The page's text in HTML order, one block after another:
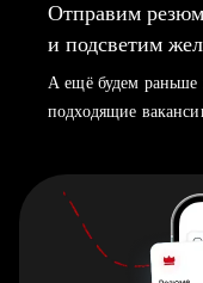
Отправим
и подсветим
А ещё будем раньше
подходящие